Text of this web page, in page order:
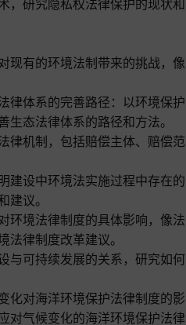
，研究隐私权法律保护的现状和
现有的环境法制带来的挑战，像
律体系的完善路径：以环境保护
态法律体系的路径和方法。
律机制，包括赔偿主体、赔偿范
建设中环境法实施过程中存在的
议。
环境法律制度的具体影响，像法
律制度改革建议。
与可持续发展的关系，研究如何
化对海洋环境保护法律制度的影
对气候变化的海洋环境保护法律